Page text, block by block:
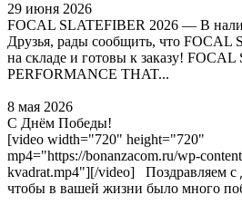
29 июня 2026
FOCAL SLATEFIBER 2026 — В
Друзья, рады сообщить, что FOCAL
на складе и готовы к заказу!
PERFORMANCE THAT...
8 мая 2026
С Днём Победы!
[video width="720" height="720"
mp4="https://bonanzacom.ru/wp-
kvadrat.mp4"][/video] Поздравляем
чтобы в вашей жизни было много